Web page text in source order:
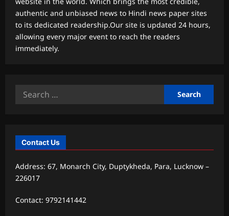
authentic and unbiased news to Hindi news paper sites
to its dedicated readership.Our site is updated 24 hours,
allowing every major event to reach the readers
immediately.
Search
Contact Us
Address: 67, Monarch City, Duptykheda, Para, Lucknow –
226017
Contact: 9792141442